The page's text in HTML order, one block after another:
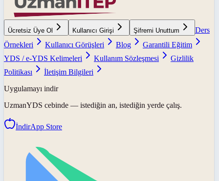
Ücretsiz Üye Ol Kullanıcı Girişi Şifremi Unuttum
Ders
Örnekleri
Kullanıcı Görüşleri Blog
Garantili Eğitim
YDS / e-YDS Kelimeleri
Kullanım Sözleşmesi
Gizlilik
Politikası
İletişim Bilgileri
Uygulamayı indir
UzmanYDS cebinde — istediğin an, istediğin yerde çalış.
İndirApp Store